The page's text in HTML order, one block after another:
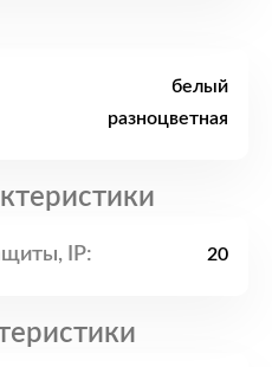
белый
разноцветная
IP: 20